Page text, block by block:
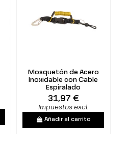
Mosquetón de Acero
Inoxidable con Cable
Espiralado
31,97 €
Impuestos excl.
Añadir al carrito